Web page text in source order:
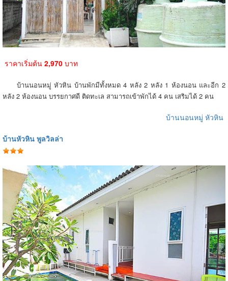
ราคาเริ่มต้น 2,970 บาท
บ้านนอนหมู่ หัวหิน บ้านพักมีทั้งหมด 4 หลัง 2 หลัง 1 ห้องนอน และอีก 2
หลัง 2 ห้องนอน บรรยกาศดี ติดทะเล สามารถเข้าพักได้ 4 คน เสริมได้ 2 คน
บ้านนอนหมู่ หัวหิน
บ้านหัวหิน พูลวิลล่า